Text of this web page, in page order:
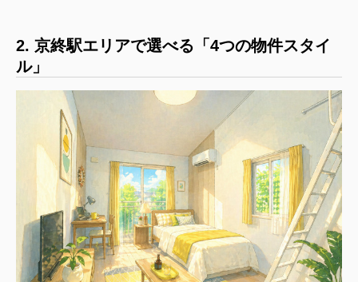
2. 京終駅エリアで選べる「4つの物件スタイ
ル」